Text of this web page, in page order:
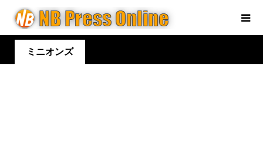
ミニオンズ